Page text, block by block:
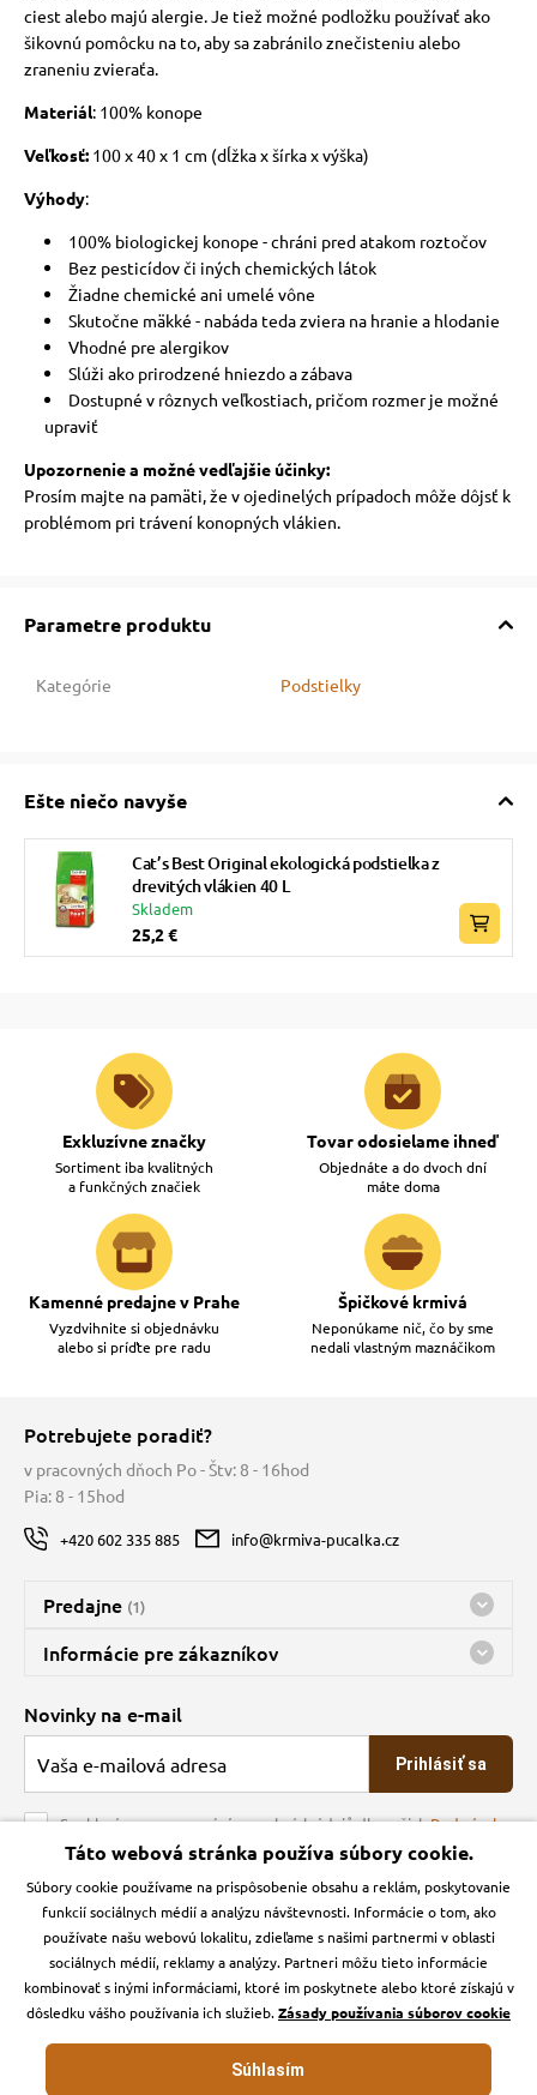
ciest alebo majú alergie.Je tiež možné podložku používať ako
šikovnú pomôcku na to, aby sa zabránilo znečisteniu alebo
zraneniu zvieraťa.
Materiál: 100% konope
Veľkosť:100 x 40 x 1 cm (dĺžka x šírka x výška)
Výhody:
100% biologickej konope - chráni pred atakom roztočov
Bez pesticídov či iných chemických látok
Žiadne chemické ani umelé vône
Skutočne mäkké - nabáda teda zviera na hranie a hlodanie
Vhodné pre alergikov
Slúži ako prirodzené hniezdo a zábava
Dostupné v rôznych veľkostiach, pričom rozmer je možné
upraviť
Upozornenie a možné vedľajšie účinky:
Prosím majte na pamäti, že v ojedinelých prípadoch môže dôjsť k
problémom pri trávení konopných vlákien.
Parametre produktu
Kategórie Podstielky
Ešte niečo navyše
Cat’s Best Original ekologická podstielka z
drevitých vlákien 40 L
Skladem
25,2 €
Exkluzívne značky
Sortiment iba kvalitných
a funkčných značiek
Tovar odosielame ihneď
Objednáte a do dvoch dní
máte doma
Kamenné predajne v Prahe
Vyzdvihnite si objednávku
alebo si príďte pre radu
Špičkové krmivá
Neponúkame nič, čo by sme
nedali vlastným maznáčikom
Potrebujete poradiť?
v pracovných dňoch Po - Štv: 8 - 16hod
Pia: 8 - 15hod
+420 602 335 885 info@krmiva-pucalka.cz
Predajne (1)
Predajňa a sklad Kbely
Informácie pre zákazníkov
O spoločnosti
Veľkoobchod
Obchodné podmienky
Kontakt
Podmienky ochrany osobných údajov
Zásady používanie cookies a Google Analytics
Novinky na e-mail
Prihlásiť sa
Souhlasím se zpracováním osobních údajů dle našichPodmínek
ochrany osobních údajů
Krmiva Pučálka na sociálnych sieťach
Instagran Facebook
Táto webová stránka používa súbory cookie.
Súbory cookie používame na prispôsobenie obsahu a reklám, poskytovanie
funkcií sociálnych médií a analýzu návštevnosti. Informácie o tom, ako
používate našu webovú lokalitu, zdieľame s našimi partnermi v oblasti
sociálnych médií, reklamy a analýzy. Partneri môžu tieto informácie
kombinovať s inými informáciami, ktoré im poskytnete alebo ktoré získajú v
dôsledku vášho používania ich služieb.Zásady používania súborov cookie
Súhlasím